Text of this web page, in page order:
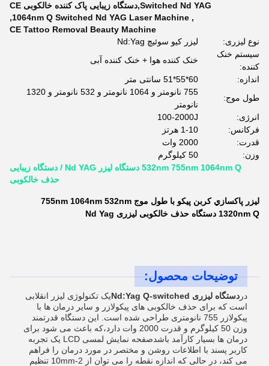
Switched Nd YAG,دستگاه زیبایی پاک کننده خالکوبی CE
,
1064nm Q Switched Nd YAG Laser Machine
,
CE Tattoo Removal Beauty Machine
نوع لیزری:
لیزر کیو سوئیچ Nd:Yag
سیستم خنک
کننده:
خنک کننده هوا + خنک کننده آبی
اندازه:
60*55*51 سانتی متر
طول موج:
755 نانومتر و 1064 نانومتر و 532 نانومتر و 1320
نانومتر
انرژی:
100-2000J
فرکانس:
1-10 هرتز
قدرت:
2000 وات
وزن:
50 کیلوگرم
532nm 755nm 1064nm Q دستگاه لیزر Nd YAG / دستگاه زیبایی
حذف خالکوبی
ليزر پاکسازي کربن پيکو با طول موج 755nm 1064nm 532nm
1320nm Q دستگاه حذف خالکوبی ليزری Nd Yag
توضیحات محصول:
در دستگاه لیزری Nd:Yag Q-switched
یک تکنولوژی لیزر انقلابی
است که برای حذف خالکوبی های پیکولازر و سایر درمان ها با
پیکولازر 755 نانومتری طراحی شده است. این دستگاه قدرتمند
وزن 50 کیلوگرم و قدرت 2000 وات دارد،که باعث می شود برای
درمان ها بسیار کارآمد باشدصفحه نمایش لمسی LCD یک تجربه
کاربر پسند با اطلاعات روشن و مختصر در مورد درمان را فراهم
می کند، در حالی که اندازه نقطه را می توان از 2-10mm تنظیم